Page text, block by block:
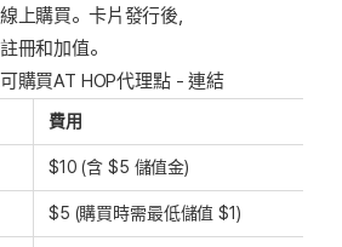
上購買。卡片發行後，
冊和加值。
購買AT HOP代理點 -連結
費用
$10 (含 $5 儲值金)
$5 (購買時需最低儲值 $1)